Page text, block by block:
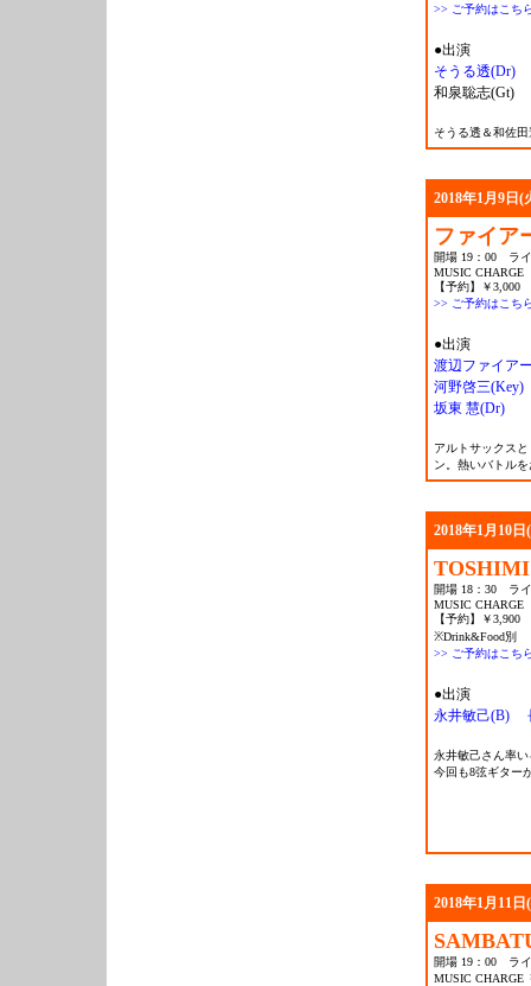
>> ご予約はこち
●出演
そうる透(Dr)
和泉聡志(Gt)
そうる透＆和佐
2018年1月9日(
ファイア
開場 19：00 ラ
MUSIC CHARGE
【予約】￥
>> ご予約はこち
●出演
渡辺ファイア
河野啓三(Key)
坂東 慧(Dr)
アルトサックス
ン。熱いバトル
2018年1月10日
TOSHIMI
開場 18：30 ラ
MUSIC CHARGE
【予約】￥
※Drink&Food別
>> ご予約はこち
●出演
永井敏己(B)
永井敏己さん率い
今回も8弦ギター
2018年1月11日
開場 19：00 ラ
MUSIC